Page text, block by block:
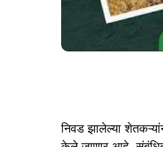
निवड झालेल्या